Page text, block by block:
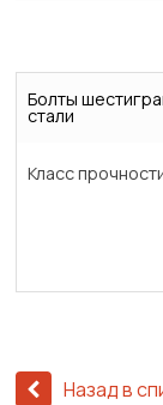
Болты
стали
Класс
Назад в